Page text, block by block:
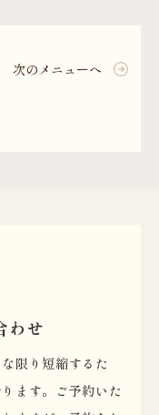
次のメニューへ
わせ
限り短縮するた
ます。ご予約いた